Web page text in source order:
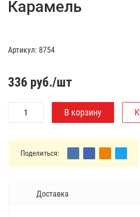
а
у
Карамель
Артикул: 8754
336 руб./шт
Поделиться:
Доставка